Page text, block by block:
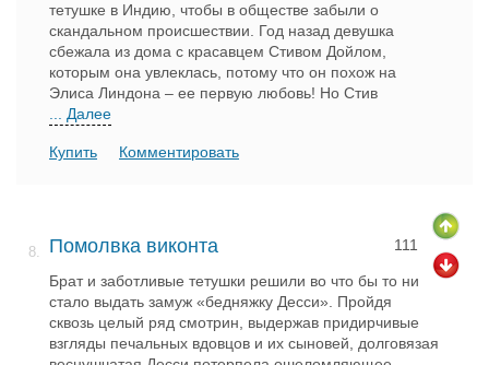
тетушке в Индию, чтобы в обществе забыли о
скандальном происшествии. Год назад девушка
сбежала из дома с красавцем Стивом Дойлом,
которым она увлеклась, потому что он похож на
Элиса Линдона – ее первую любовь! Но Стив
... Далее
Купить Комментировать
8. Помолвка виконта 111
Брат и заботливые тетушки решили во что бы то ни
стало выдать замуж «бедняжку Десси». Пройдя
сквозь целый ряд смотрин, выдержав придирчивые
взгляды печальных вдовцов и их сыновей, долговязая